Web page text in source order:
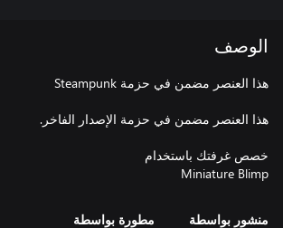
الوصف
Miniature Blimp
منشور بواسطة مطورة بواسطة